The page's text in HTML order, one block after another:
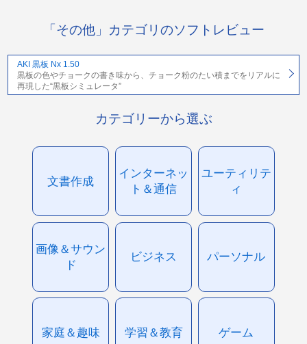
「その他」カテゴリのソフトレビュー
AKI 黒板 Nx 1.50
黒板の色やチョークの書き味から、チョーク粉のたい積までをリアルに
再現した“黒板シミュレータ”
カテゴリーから選ぶ
文書作成
インターネッ
ト＆通信
ユーティリテ
ィ
画像＆サウン
ド
ビジネス パーソナル
家庭＆趣味 学習＆教育 ゲーム